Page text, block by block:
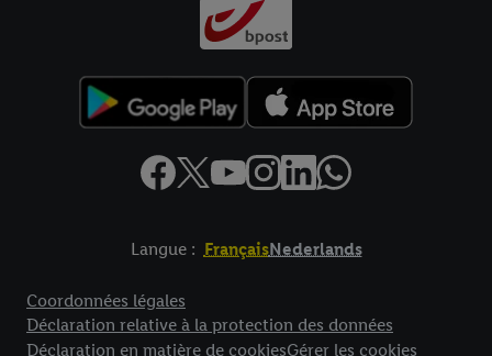
Langue : FrançaisNederlands
Coordonnées légales
Déclaration relative à la protection des données
Déclaration en matière de cookiesGérer les cookies